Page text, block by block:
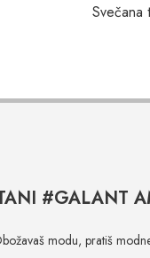
Svečana
#GALANT
modu, pratiš